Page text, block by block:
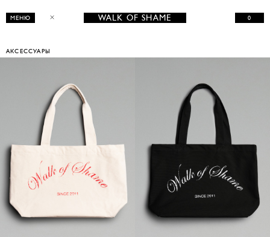
МЕНЮ WALK OF SHAME 0
АКСЕССУАРЫ